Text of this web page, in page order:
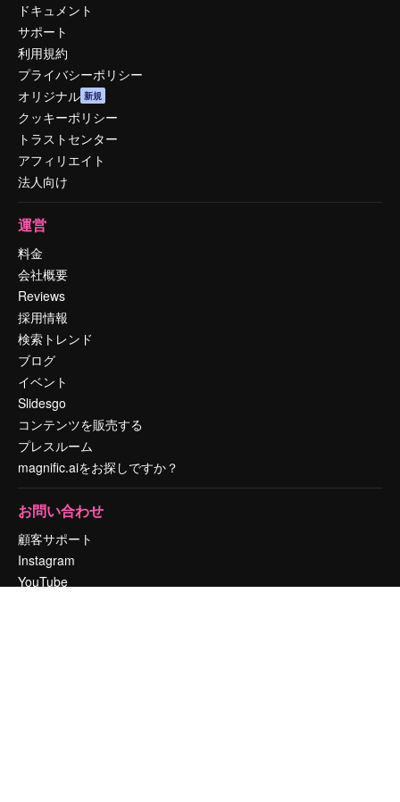
ドキュメント
サポート
利用規約
プライバシーポリシー
オリジナル 新規
クッキーポリシー
トラストセンター
アフィリエイト
法人向け
運営
料金
会社概要
Reviews
採用情報
検索トレンド
ブログ
イベント
Slidesgo
コンテンツを販売する
プレスルーム
magnific.aiをお探しですか？
お問い合わせ
顧客サポート
Instagram
YouTube